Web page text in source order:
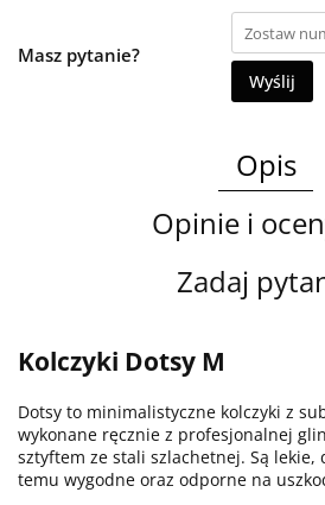
Masz pytanie?
Wyślij
Opis
Opinie i
Zadaj
Kolczyki Dotsy M
Dotsy to minimalistyczne kolczyki z
wykonane ręcznie z profesjonalnej
sztyftem ze stali szlachetnej. Są lekie,
temu wygodne oraz odporne na